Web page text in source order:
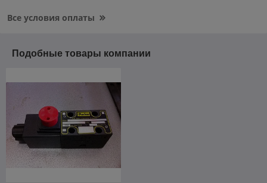
Все условия оплаты
Подобные товары компании